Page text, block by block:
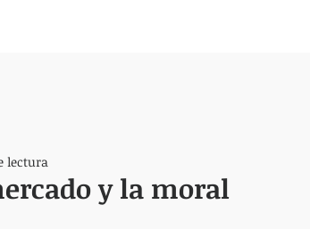
y la moral
lectura